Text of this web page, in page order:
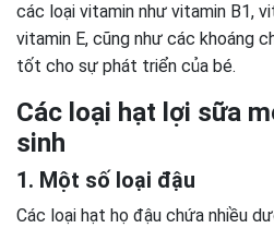
các loại vitamin như vitamin B1,
vitamin E, cũng như các khoáng
tốt cho sự phát triển của bé.
Các loại hạt lợi sữa
sinh
1. Một số loại đậu
Các loại hạt họ đậu chứa nhiều